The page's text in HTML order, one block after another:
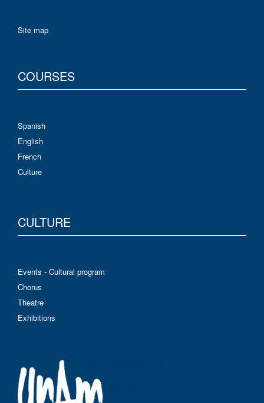
Site map
COURSES
Spanish
English
French
Culture
CULTURE
Events - Cultural program
Chorus
Theatre
Exhibitions